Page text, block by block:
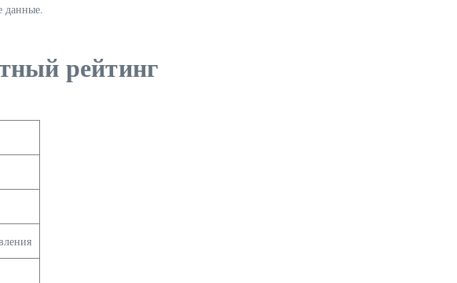
данные.
рейтинг